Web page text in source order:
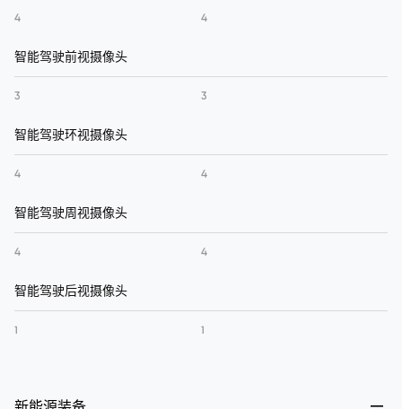
4 4
智能驾驶前视摄像头
3 3
智能驾驶环视摄像头
4 4
智能驾驶周视摄像头
4 4
智能驾驶后视摄像头
1 1